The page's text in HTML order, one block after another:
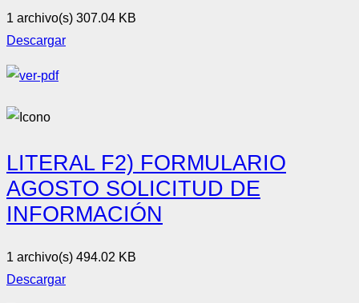
1 archivo(s) 307.04 KB
Descargar
LITERAL F2) FORMULARIO
AGOSTO SOLICITUD DE
INFORMACIÓN
1 archivo(s) 494.02 KB
Descargar